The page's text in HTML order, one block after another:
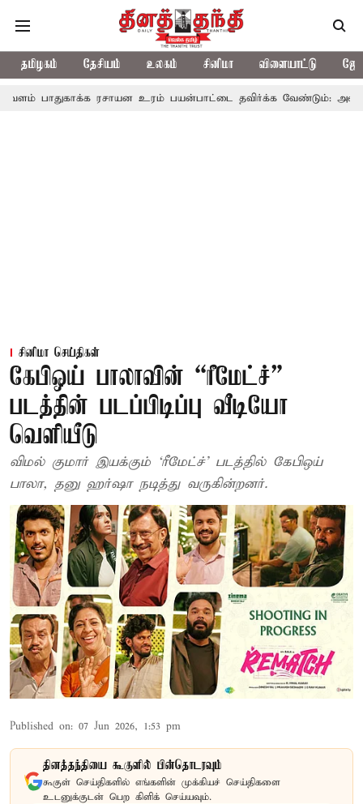
தமிழகம் தேசியம் உலகம் சினிமா விளையாட்டு
ரசாயன உரம் பயன்பாட்டை தவிர்க்க வேண்டும்: அமைச்சர்
சினிமா செய்திகள்
கேபிஒய் பாலாவின் “ரீமேட்ச்”
படத்தின் படப்பிடிப்பு வீடியோ
வெளியீடு
விமல் குமார் இயக்கும் ‘ரீமேட்ச்’ படத்தில் கேபிஒய்
பாலா, தனு ஹர்ஷா நடித்து வருகின்றனர்.
Published on: 07 Jun 2026, 1:53 pm
தினத்தந்தியை கூகுளில் பின்தொடரவும்
கூகுள் செய்திகளில் எங்களின் முக்கியச் செய்திகளை
உடனுக்குடன் பெற கிளிக் செய்யவும்.